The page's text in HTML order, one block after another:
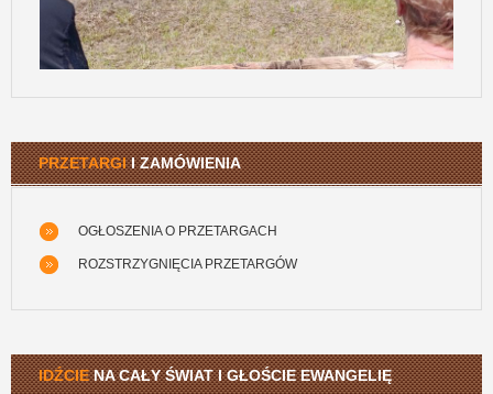
PRZETARGII ZAMÓWIENIA
OGŁOSZENIA O PRZETARGACH
ROZSTRZYGNIĘCIA PRZETARGÓW
IDŹCIENA CAŁY ŚWIAT I GŁOŚCIE EWANGELIĘ